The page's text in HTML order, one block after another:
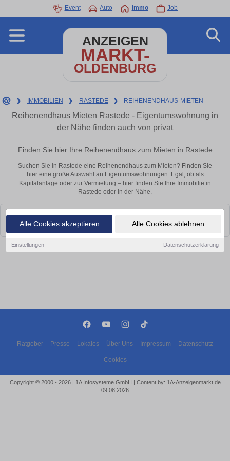
Alle Cookies akzeptieren Alle Cookies ablehnen
Einstellungen Datenschutzerklärung
Event Auto Immo Job
ANZEIGEN
MARKT-
OLDENBURG
❯ IMMOBILIEN ❯ RASTEDE ❯ REIHENENDHAUS-MIETEN
Reihenendhaus Mieten Rastede - Eigentumswohnung in
der Nähe finden auch von privat
Finden Sie hier Ihre Reihenendhaus zum Mieten in Rastede
Suchen Sie in Rastede eine Reihenendhaus zum Mieten? Finden Sie
hier eine große Auswahl an Eigentumswohnungen. Egal, ob als
Kapitalanlage oder zur Vermietung – hier finden Sie Ihre Immobilie in
Rastede oder in der Nähe.
Leider konnten wir derzeit keine passenden Objekte finden. Schauen Sie
bald wieder vorbei!
Ratgeber Presse Lokales Über Uns Impressum Datenschutz
Cookies
Copyright © 2000 - 2026 | 1A Infosysteme GmbH | Content by: 1A-Anzeigenmarkt.de
09.08.2026